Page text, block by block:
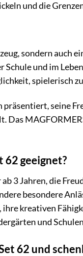
und die
sondern auch
und im
spielerisch
seine
62 geeignet?
3 Jahren, die
besondere
kreativen
und
62 und